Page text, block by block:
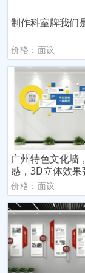
制作科室牌我们
价格：面议
广州特色文化墙
感，3D立体效果
价格：面议